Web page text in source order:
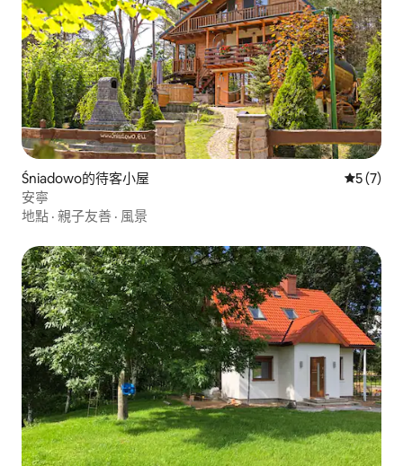
Śniadowo的待客小屋 從 7 則評
5 (7)
安寧
地點 · 親子友善 · 風景